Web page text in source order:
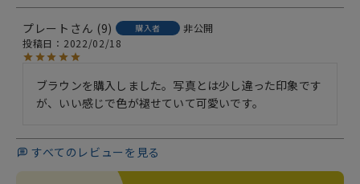
プレート 9 購入者
非公開
投稿日
2022/02/18
ブラウンを購入しました。写真とは少し違った印象です
が、いい感じで色が褪せていて可愛いです。
すべてのレビューを見る